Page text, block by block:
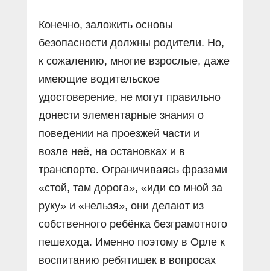
Конечно, заложить основы
безопасности должны родители. Но,
к сожалению, многие взрослые, даже
имеющие водительское
удостоверение, не могут правильно
донести элементарные знания о
поведении на проезжей части и
возле неё, на остановках и в
транспорте. Ограничиваясь фразами
«стой, там дорога», «иди со мной за
руку» и «нельзя», они делают из
собственного ребёнка безграмотного
пешехода. Именно поэтому в Орле к
воспитанию ребятишек в вопросах